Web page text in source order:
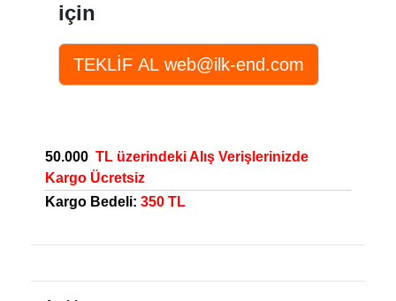
için
50.000 TL üzerindeki Alış Verişlerinizde
Kargo Ücretsiz
Kargo Bedeli: 350 TL